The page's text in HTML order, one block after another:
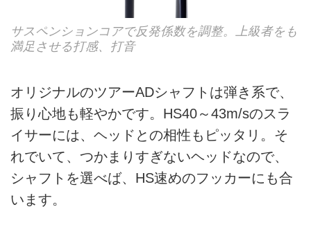
サスペンションコアで反発係数を調整。上級者をも
満足させる打感、打音
オリジナルのツアーADシャフトは弾き系で、
振り心地も軽やかです。HS40～43m/sのスラ
イサーには、ヘッドとの相性もピッタリ。そ
れでいて、つかまりすぎないヘッドなので、
シャフトを選べば、HS速めのフッカーにも合
います。